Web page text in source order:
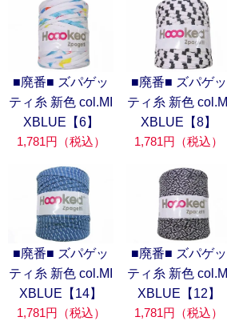
■廃番■ ズパゲッ
ティ糸 新色 col.MI
XBLUE【6】
1,781円（税込）
■廃番■ ズパゲッ
ティ糸 新色 col.MI
XBLUE【8】
1,781円（税込）
■廃番■ ズパゲッ
ティ糸 新色 col.MI
XBLUE【14】
1,781円（税込）
■廃番■ ズパゲッ
ティ糸 新色 col.MI
XBLUE【12】
1,781円（税込）